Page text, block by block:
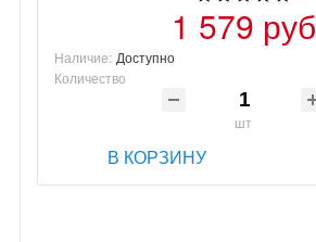
1 579 руб
Наличие: Доступно
Количество
шт
В КОРЗИНУ